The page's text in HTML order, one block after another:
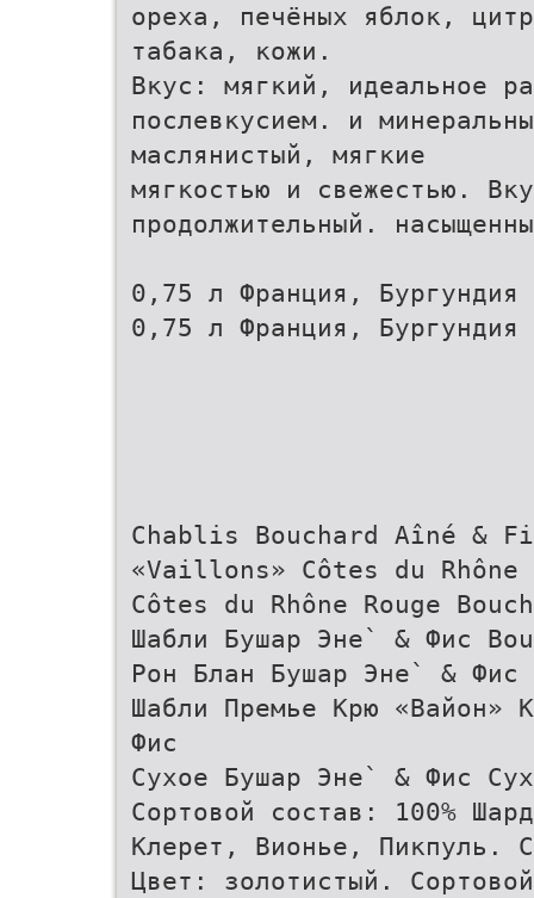
ореха, печёных яблок,
табака, кожи.
Вкус: мягкий, идеальное
послевкусием. и
маслянистый, мягкие
мягкостью и свежестью.
продолжительный.
0,75 л Франция,
0,75 л Франция,
Chablis Bouchard Aîné &
«Vaillons» Côtes du
Côtes du Rhône Rouge
Шабли Бушар Эне` & Фис
Рон Блан Бушар Эне` &
Шабли Премье Крю «Вайон»
Фис
Сухое Бушар Эне` & Фис
Сортовой состав: 100%
Клерет, Вионье, Пикпуль.
Цвет: золотистый.